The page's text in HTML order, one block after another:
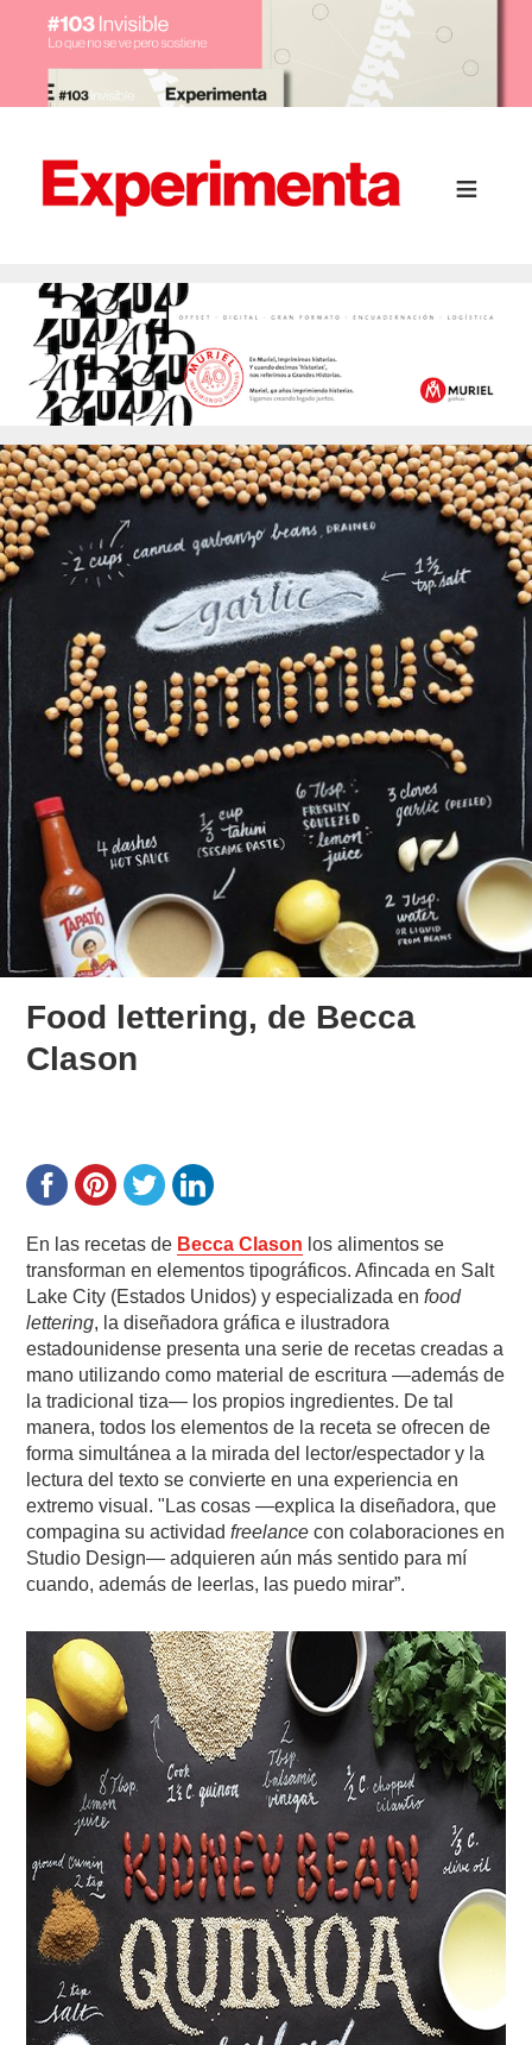
Food lettering, de Becca
Clason
En las recetas de Becca Clason los alimentos se
transforman en elementos tipográficos. Afincada en Salt
Lake City (Estados Unidos) y especializada enfood
lettering, la diseñadora gráfica e ilustradora
estadounidense presenta una serie de recetas creadas a
mano utilizando como material de escritura —además de
la tradicional tiza— los propios ingredientes. De tal
manera, todos los elementos de la receta se ofrecen de
forma simultánea a la mirada del lector/espectador y la
lectura del texto se convierte en una experiencia en
extremo visual. "Las cosas —explica la diseñadora, que
compagina su actividadfreelancecon colaboraciones en
Studio Design— adquieren aún más sentido para mí
cuando, además de leerlas, las puedo mirar”.